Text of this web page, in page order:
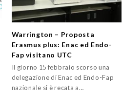
Warrington – Proposta
Erasmus plus: Enac ed Endo-
Fap visitano UTC
Il giorno 15 febbraio scorso una
delegazione di Enac ed Endo-Fap
nazionale si è recata a…